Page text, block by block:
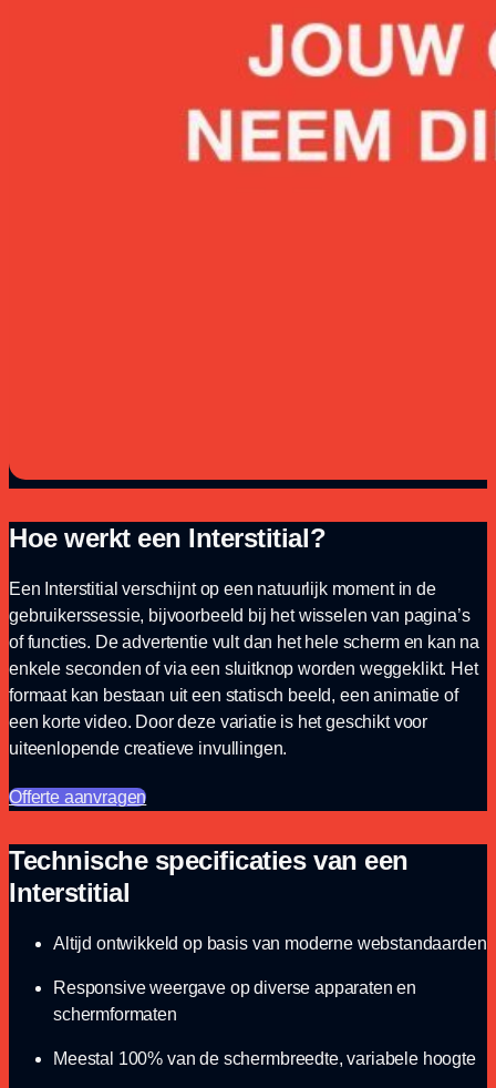
Hoe werkt een Interstitial?
Een Interstitial verschijnt op een natuurlijk moment in de
gebruikerssessie, bijvoorbeeld bij het wisselen van pagina’s
of functies. De advertentie vult dan het hele scherm en kan na
enkele seconden of via een sluitknop worden weggeklikt. Het
formaat kan bestaan uit een statisch beeld, een animatie of
een korte video. Door deze variatie is het geschikt voor
uiteenlopende creatieve invullingen.
Offerte aanvragen
Technische specificaties van een
Interstitial
Altijd ontwikkeld op basis van moderne webstandaarden
Responsive weergave op diverse apparaten en
schermformaten
Meestal 100% van de schermbreedte, variabele hoogte